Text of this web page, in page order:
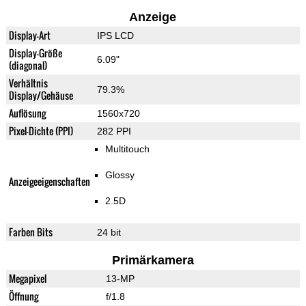
Anzeige
Display-Art IPS LCD
Display-Größe
(diagonal)
6.09"
Verhältnis
Display/Gehäuse
79.3%
Auflösung 1560x720
Pixel-Dichte (PPI) 282 PPI
Anzeigeeigenschaften
Multitouch
Glossy
2.5D
Farben Bits 24 bit
Primärkamera
Megapixel 13-MP
Öffnung f/1.8